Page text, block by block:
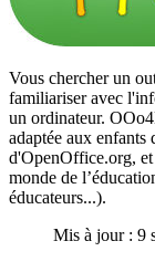
Vous chercher un
familiariser avec
un ordinateur.
adaptée aux enfants
d'OpenOffice.org, et
monde de
éducateurs...).
Mis à jour : 9